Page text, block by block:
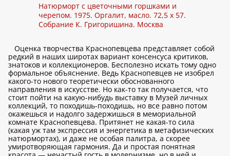
Натюрморт с цветочными горшками и
черепом. 1975. Оргалит, масло. 72,5 x 57.
Собрание К. Григоришина. Москва
Оценка творчества Краснопевцева представляет собой
редкий в наших широтах вариант консенсуса критиков,
знатоков и коллекционеров. Бесполезно искать тому одно
формальное объяснение. Ведь Краснопевцев не изобрел
какого-то нового теоретически обоснованного
направления в искусстве. Но как-то так получается, что
стоит пойти на какую-нибудь выставку в Музей личных
коллекций, то походишь-походишь, но все равно потом
окажешься и надолго задержишься в мемориальной
комнате Краснопевцева. Притянет не какая-то сила
(какая уж там экспрессия и энергетика в метафизических
натюрмортах), и даже не особая палитра, а скорее
умиротворяющая гармония. Да и простая понятная